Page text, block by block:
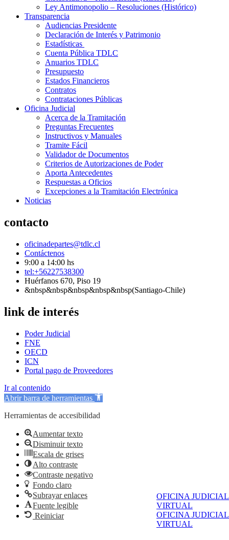
OFICINA JUDICIAL
VIRTUAL
OFICINA JUDICIAL
VIRTUAL
Ley Antimonopolio – Resoluciones (Histórico)
Transparencia
Audiencias Presidente
Declaración de Interés y Patrimonio
Estadísticas
Cuenta Pública TDLC
Anuarios TDLC
Presupuesto
Estados Financieros
Contratos
Contrataciones Públicas
Oficina Judicial
Acerca de la Tramitación
Preguntas Frecuentes
Instructivos y Manuales
Tramite Fácil
Validador de Documentos
Criterios de Autorizaciones de Poder
Aporta Antecedentes
Respuestas a Oficios
Excepciones a la Tramitación Electrónica
Noticias
contacto
oficinadepartes@tdlc.cl
Contáctenos
9:00 a 14:00 hs
tel:+56227538300
Huérfanos 670, Piso 19
&nbsp&nbsp&nbsp&nbsp&nbsp(Santiago-Chile)
link de interés
Poder Judicial
FNE
OECD
ICN
Portal pago de Proveedores
Ir al contenido
Abrir barra de herramientas
Herramientas de accesibilidad
Aumentar texto
Disminuir texto
Escala de grises
Alto contraste
Contraste negativo
Fondo claro
Subrayar enlaces
Fuente legible
Reiniciar